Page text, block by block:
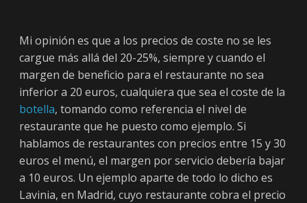
Mi opinión es que a los precios de coste no se les
cargue más allá del 20-25%, siempre y cuando el
margen de beneficio para el restaurante no sea
inferior a 20 euros, cualquiera que sea el coste de la
botella, tomando como referencia el nivel de
restaurante que he puesto como ejemplo. Si
hablamos de restaurantes con precios entre 15 y 30
euros el menú, el margen por servicio debería bajar
a 10 euros. Un ejemplo aparte de todo lo dicho es
Lavinia, en Madrid, cuyo restaurante cobra el precio